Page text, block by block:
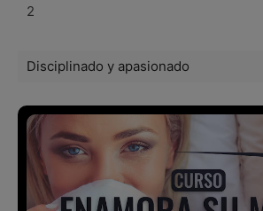
2
Disciplinado y apasionado